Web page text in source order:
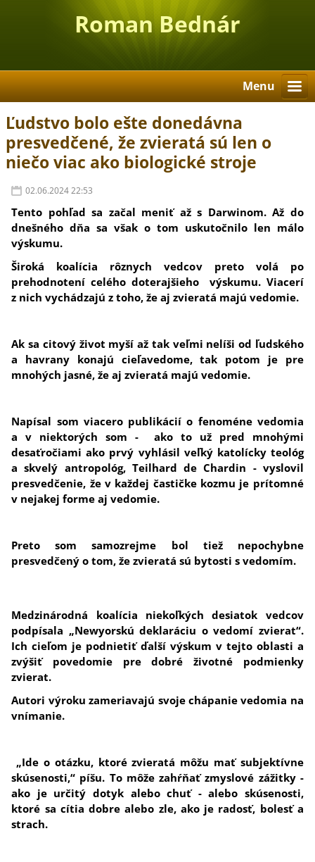
Roman Bednár
Menu
Ľudstvo bolo ešte donedávna
presvedčené, že zvieratá sú len o
niečo viac ako biologické stroje
02.06.2024 22:53
Tento pohľad sa začal meniť až s Darwinom. Až do
dnešného dňa sa však o tom uskutočnilo len málo
výskumu.
Široká koalícia rôznych vedcov preto volá po
prehodnotení celého doterajšieho výskumu. Viacerí
z nich vychádzajú z toho, že aj zvieratá majú vedomie.
Ak sa citový život myší až tak veľmi nelíši od ľudského
a havrany konajú cieľavedome, tak potom je pre
mnohých jasné, že aj zvieratá majú vedomie.
Napísal som viacero publikácií o fenoméne vedomia
a v niektorých som - ako to už pred mnohými
desaťročiami ako prvý vyhlásil veľký katolícky teológ
a skvelý antropológ, Teilhard de Chardin - vyslovil
presvedčenie, že v každej častičke kozmu je prítomné
v nejakej forme aj vedomie.
Preto som samozrejme bol tiež nepochybne
presvedčený o tom, že zvieratá sú bytosti s vedomím.
Medzinárodná koalícia niekoľkých desiatok vedcov
podpísala „Newyorskú deklaráciu o vedomí zvierat“.
Ich cieľom je podnietiť ďalší výskum v tejto oblasti a
zvýšiť povedomie pre dobré životné podmienky
zvierat.
Autori výroku zameriavajú svoje chápanie vedomia na
vnímanie.
„Ide o otázku, ktoré zvieratá môžu mať subjektívne
skúsenosti,“ píšu. To môže zahŕňať zmyslové zážitky -
ako je určitý dotyk alebo chuť - alebo skúsenosti,
ktoré sa cítia dobre alebo zle, ako je radosť, bolesť a
strach.